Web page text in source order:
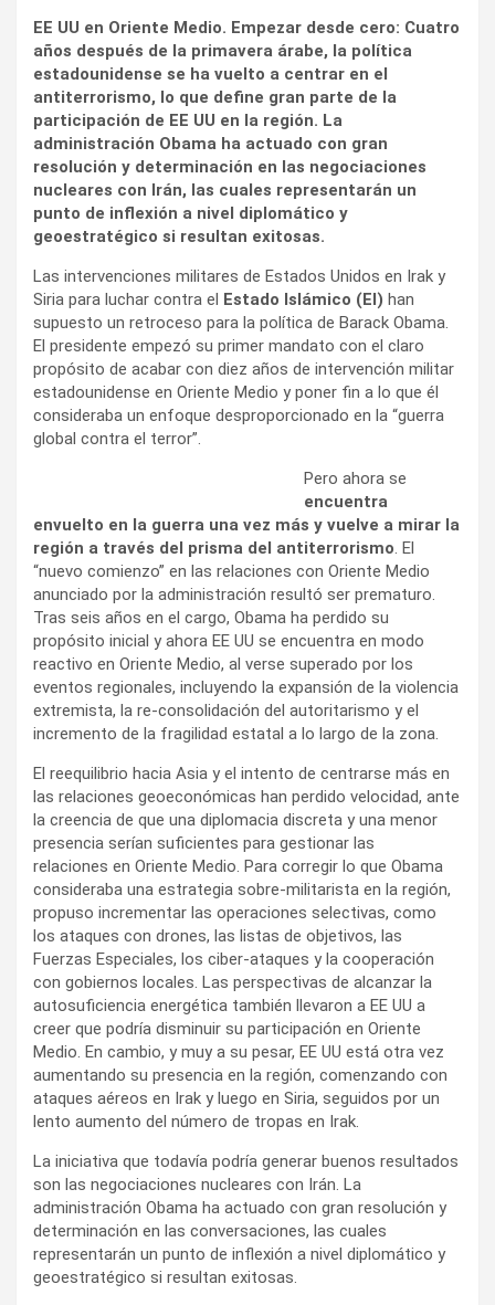
EE UU en Oriente Medio. Empezar desde cero: Cuatro
años después de la primavera árabe, la política
estadounidense se ha vuelto a centrar en el
antiterrorismo, lo que define gran parte de la
participación de EE UU en la región. La
administración Obama ha actuado con gran
resolución y determinación en las negociaciones
nucleares con Irán, las cuales representarán un
punto de inflexión a nivel diplomático y
geoestratégico si resultan exitosas.
Las intervenciones militares de Estados Unidos en Irak y
Siria para luchar contra el Estado Islámico (EI) han
supuesto un retroceso para la política de Barack Obama.
El presidente empezó su primer mandato con el claro
propósito de acabar con diez años de intervención militar
estadounidense en Oriente Medio y poner fin a lo que él
consideraba un enfoque desproporcionado en la “guerra
global contra el terror”.
Pero ahora se
encuentra
envuelto en la guerra una vez más y vuelve a mirar la
región a través del prisma del antiterrorismo. El
“nuevo comienzo” en las relaciones con Oriente Medio
anunciado por la administración resultó ser prematuro.
Tras seis años en el cargo, Obama ha perdido su
propósito inicial y ahora EE UU se encuentra en modo
reactivo en Oriente Medio, al verse superado por los
eventos regionales, incluyendo la expansión de la violencia
extremista, la re-consolidación del autoritarismo y el
incremento de la fragilidad estatal a lo largo de la zona.
El reequilibrio hacia Asia y el intento de centrarse más en
las relaciones geoeconómicas han perdido velocidad, ante
la creencia de que una diplomacia discreta y una menor
presencia serían suficientes para gestionar las
relaciones en Oriente Medio. Para corregir lo que Obama
consideraba una estrategia sobre-militarista en la región,
propuso incrementar las operaciones selectivas, como
los ataques con drones, las listas de objetivos, las
Fuerzas Especiales, los ciber-ataques y la cooperación
con gobiernos locales. Las perspectivas de alcanzar la
autosuficiencia energética también llevaron a EE UU a
creer que podría disminuir su participación en Oriente
Medio. En cambio, y muy a su pesar, EE UU está otra vez
aumentando su presencia en la región, comenzando con
ataques aéreos en Irak y luego en Siria, seguidos por un
lento aumento del número de tropas en Irak.
La iniciativa que todavía podría generar buenos resultados
son las negociaciones nucleares con Irán. La
administración Obama ha actuado con gran resolución y
determinación en las conversaciones, las cuales
representarán un punto de inflexión a nivel diplomático y
geoestratégico si resultan exitosas.